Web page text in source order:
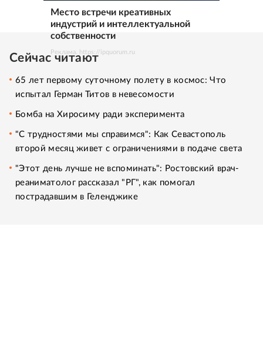
Место встречи креативных
индустрий и интеллектуальной
собственности
Реклама. https://ipquorum.ru
Сейчас читают
65 лет первому суточному полету в космос: Что
испытал Герман Титов в невесомости
Бомба на Хиросиму ради эксперимента
"С трудностями мы справимся": Как Севастополь
второй месяц живет с ограничениями в подаче света
"Этот день лучше не вспоминать": Ростовский врач-
реаниматолог рассказал "РГ", как помогал
пострадавшим в Геленджике